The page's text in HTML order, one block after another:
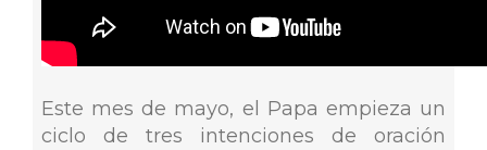
Este mes de mayo, el Papa empieza un
ciclo de tres intenciones de oración